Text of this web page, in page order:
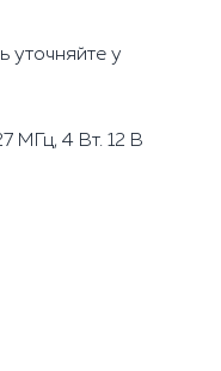
уточняйте у
МГц, 4 Вт. 12 В